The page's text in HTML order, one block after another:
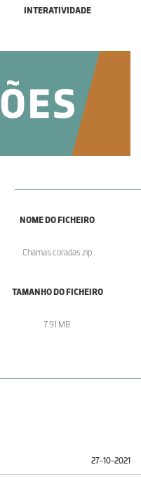
INTERATIVIDADE
NOME DO FICHEIRO
Chamas coradas.zip
TAMANHO DO FICHEIRO
7.91 MB
27-10-2021